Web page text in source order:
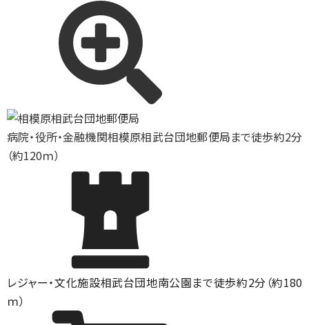
病院・役所・金融機関相模原相武台団地郵便局まで徒歩約2分
（約120ｍ）
レジャー・文化施設相武台団地南公園まで徒歩約2分（約180
ｍ）